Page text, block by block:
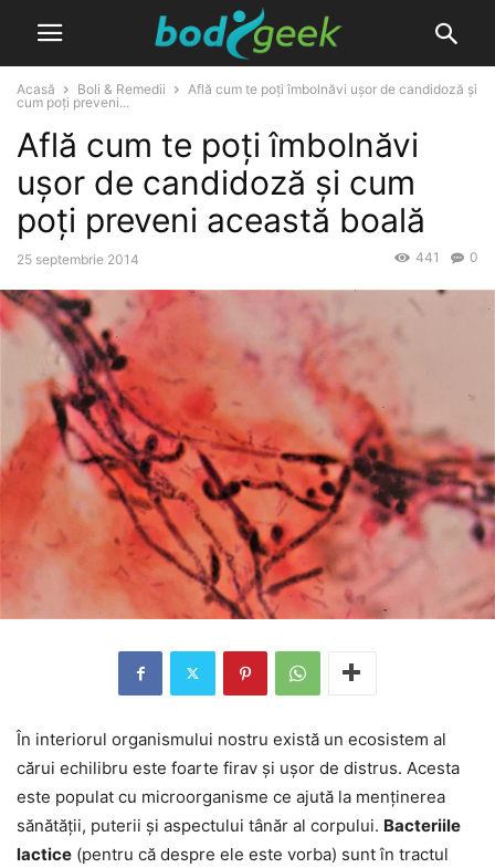
Acasă Boli & Remedii
Află cum te poți îmbolnăvi ușor de candidoză și
cum poți preveni...
Află cum te poți îmbolnăvi
ușor de candidoză și cum
poți preveni această boală
25 septembrie 2014 0
441
În interiorul organismului nostru există un ecosistem al
cărui echilibru este foarte firav și ușor de distrus. Acesta
este populat cu microorganisme ce ajută la menținerea
sănătății, puterii și aspectului tânăr al corpului. Bacteriile
lactice (pentru că despre ele este vorba) sunt în tractul